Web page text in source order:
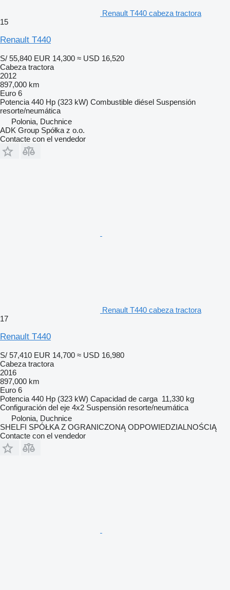
Renault T440 cabeza tractora
15
Renault T440
S/ 55,840 EUR 14,300 ≈ USD 16,520
Cabeza tractora
2012
897,000 km
Euro 6
Potencia 440 Hp (323 kW) Combustible diésel Suspensión
resorte/neumática
Polonia, Duchnice
ADK Group Spółka z o.o.
Contacte con el vendedor
Renault T440 cabeza tractora
17
Renault T440
S/ 57,410 EUR 14,700 ≈ USD 16,980
Cabeza tractora
2016
897,000 km
Euro 6
Potencia 440 Hp (323 kW) Capacidad de carga 11,330 kg
Configuración del eje 4x2 Suspensión resorte/neumática
Polonia, Duchnice
SHELFI SPÓŁKA Z OGRANICZONĄ ODPOWIEDZIALNOŚCIĄ
Contacte con el vendedor